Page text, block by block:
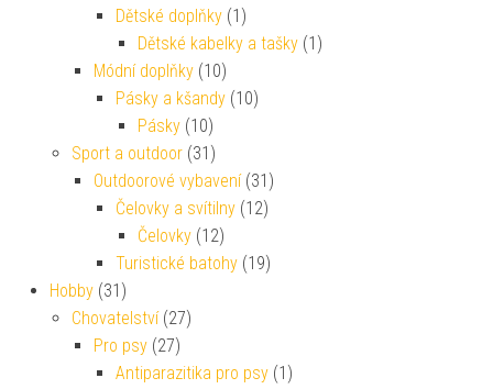
Dětské doplňky (1)
Dětské kabelky a tašky (1)
Módní doplňky (10)
Pásky a kšandy (10)
Pásky (10)
Sport a outdoor (31)
Outdoorové vybavení (31)
Čelovky a svítilny (12)
Čelovky (12)
Turistické batohy (19)
Hobby (31)
Chovatelství (27)
Pro psy (27)
Antiparazitika pro psy (1)